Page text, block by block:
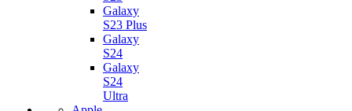
Galaxy
S23 Plus
Galaxy
S24
Galaxy
S24
Ultra